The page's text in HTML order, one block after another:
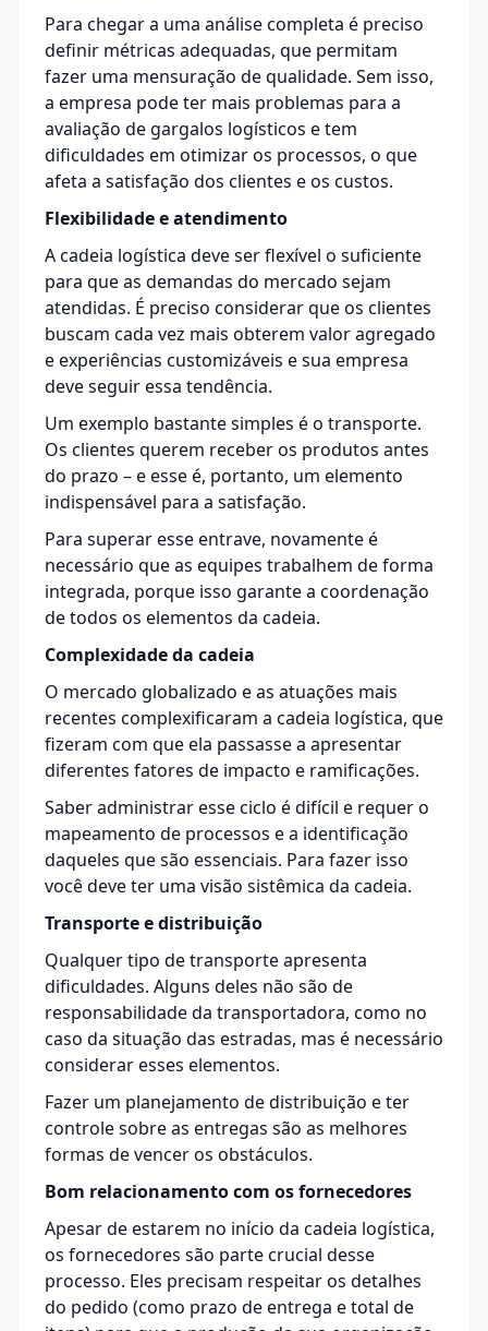
Para chegar a uma análise completa é preciso
definir métricas adequadas, que permitam
fazer uma mensuração de qualidade. Sem isso,
a empresa pode ter mais problemas para a
avaliação de gargalos logísticos e tem
dificuldades em otimizar os processos, o que
afeta a satisfação dos clientes e os custos.
Flexibilidade e atendimento
A cadeia logística deve ser flexível o suficiente
para que as demandas do mercado sejam
atendidas. É preciso considerar que os clientes
buscam cada vez mais obterem valor agregado
e experiências customizáveis e sua empresa
deve seguir essa tendência.
Um exemplo bastante simples é o transporte.
Os clientes querem receber os produtos antes
do prazo – e esse é, portanto, um elemento
indispensável para a satisfação.
Para superar esse entrave, novamente é
necessário que as equipes trabalhem de forma
integrada, porque isso garante a coordenação
de todos os elementos da cadeia.
Complexidade da cadeia
O mercado globalizado e as atuações mais
recentes complexificaram a cadeia logística, que
fizeram com que ela passasse a apresentar
diferentes fatores de impacto e ramificações.
Saber administrar esse ciclo é difícil e requer o
mapeamento de processos e a identificação
daqueles que são essenciais. Para fazer isso
você deve ter uma visão sistêmica da cadeia.
Transporte e distribuição
Qualquer tipo de transporte apresenta
dificuldades. Alguns deles não são de
responsabilidade da transportadora, como no
caso da situação das estradas, mas é necessário
considerar esses elementos.
Fazer um planejamento de distribuição e ter
controle sobre as entregas são as melhores
formas de vencer os obstáculos.
Bom relacionamento com os fornecedores
Apesar de estarem no início da cadeia logística,
os fornecedores são parte crucial desse
processo. Eles precisam respeitar os detalhes
do pedido (como prazo de entrega e total de